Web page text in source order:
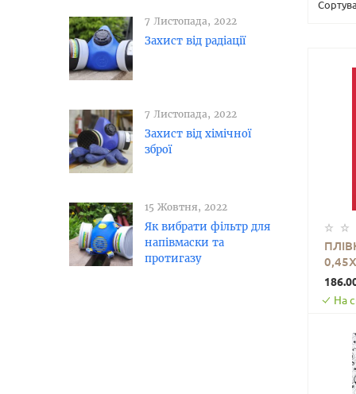
7 Листопада, 2022
Захист від радіації
7 Листопада, 2022
Захист від хімічної
зброї
15 Жовтня, 2022
Як вибрати фільтр для
напівмаски та
протигазу
SW-
На